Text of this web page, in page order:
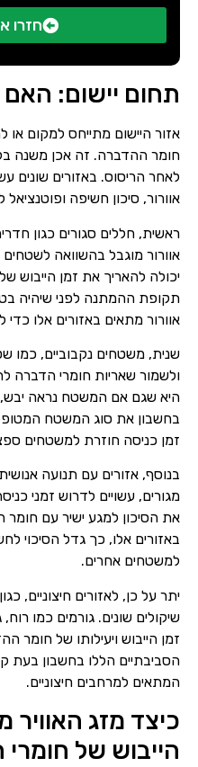
חזרו
תחום יישום:
אזור היישום מתייחס למקום
חומר ההדברה. זה אכן משנה
לאחר הריסוס. באזורים שונים
אוורור, סיכון חשיפה
ראשית, חללים סגורים כגון
אוורור מוגבל בהשוואה
יכולה להאריך את זמן הייבוש
תקופת ההמתנה לפני שיהיה
אוורור מתאים באזורים אלו כדי
שנית, משטחים נקבוביים, כמו
ולשמור שאריות חומרי הדברה
היא שגם אם המשטח נראה יבש,
בחשבון את סוג המשטח המטופל
זמן כניסה חוזרת למשטחים
בנוסף, אזורים עם תנועה
מגורים, עשויים לדרוש זמני
את הסיכון למגע ישיר עם חומר
באזורים אלו, כך גדל הסיכוי
למשטחים אחרים.
יתר על כן, לאזורים חיצוניים,
שיקולים שונים. גורמים כמו
זמן הייבוש ויעילותו של
הסביבתיים הללו בחשבון בעת
המתאים למרחבים חיצוניים.
כיצד מזג האוויר
הייבוש של